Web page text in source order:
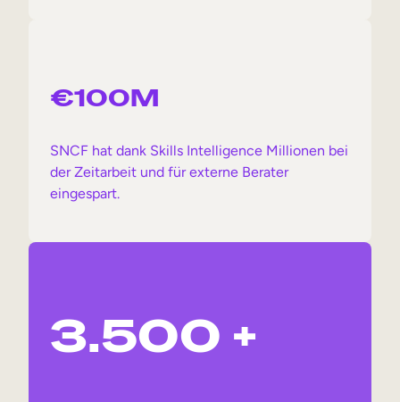
€100M
SNCF hat dank Skills Intelligence Millionen bei
der Zeitarbeit und für externe Berater
eingespart.
3.500 +